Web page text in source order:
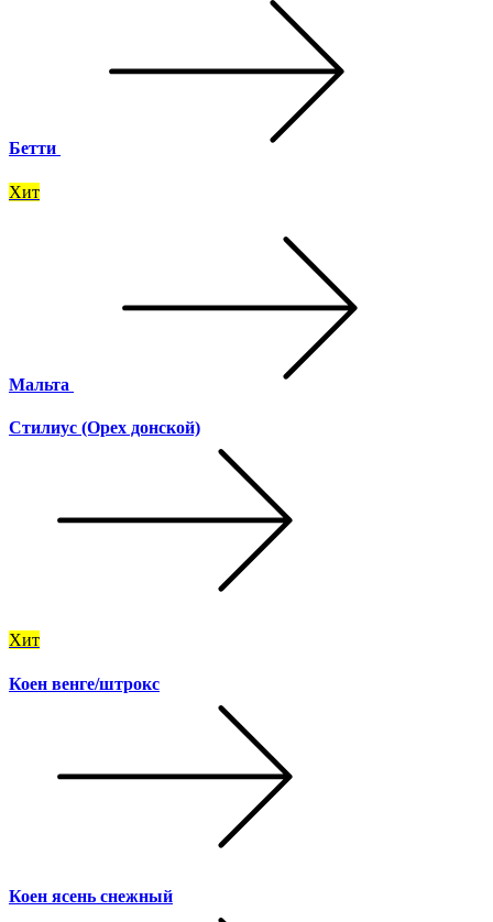
Бетти
Хит
Мальта
Стилиус (Орех донской)
Хит
Коен венге/штрокс
Коен ясень снежный